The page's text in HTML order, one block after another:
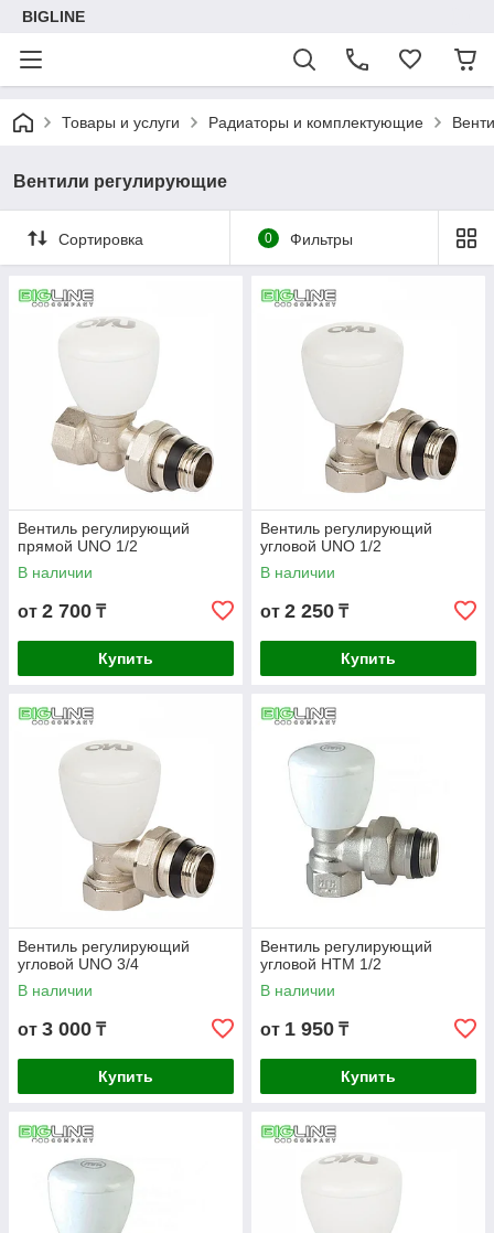
BIGLINE
Товары и услуги Радиаторы и комплектующие
Вентили регулирующие
Сортировка 0 Фильтры
Вентиль регулирующий
прямой UNO 1/2
В наличии
от 2 700 ₸
Купить
Вентиль регулирующий
угловой UNO 1/2
В наличии
от 2 250 ₸
Купить
Вентиль регулирующий
угловой UNO 3/4
В наличии
от 3 000 ₸
Купить
Вентиль регулирующий
угловой HTM 1/2
В наличии
от 1 950 ₸
Купить